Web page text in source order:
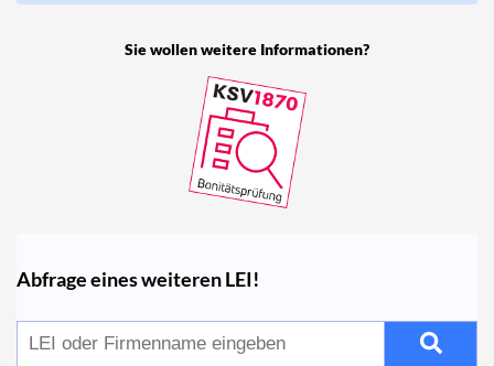
Sie wollen weitere Informationen?
Abfrage eines weiteren LEI!